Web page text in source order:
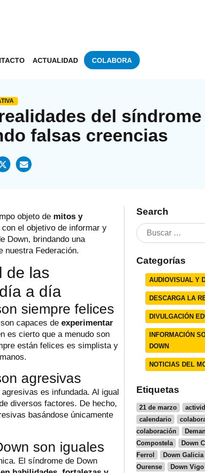
ACTUALIDAD COLABORA
del
falsas creencias
objeto de mitos y
el objetivo de informar y
Down, brindando una
nuestra Federación.
de las
a día
siempre felices
capaces de experimentar
es cierto que a menudo son
están felices es simplista y
agresivas
es infundada. Al igual
diversos factores. De hecho,
basándose únicamente
son iguales
El síndrome de Down
Search
Categorías
AUDIOVISUAL Y
DESCARGA LA
DIVULGACIÓN
INFORMACIÓN
DOWN
NOTICIAS DEL
Etiquetas
21 de marzo
calendario
colaboración
Compostela
Down
Ferrol
Down Galicia
Ourense
Down Vigo